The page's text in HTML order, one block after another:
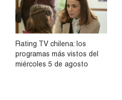
Rating TV chilena: los
programas más vistos del
miércoles 5 de agosto